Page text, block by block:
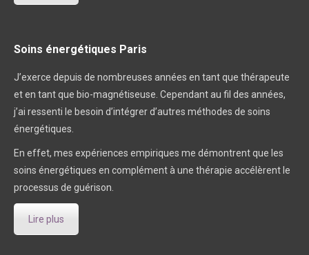
Soins énergétiques Paris
J’exerce depuis de nombreuses années en tant que thérapeute
et en tant que bio-magnétiseuse. Cependant au fil des années,
j’ai ressenti le besoin d’intégrer d’autres méthodes de soins
énergétiques.
En effet, mes expériences empiriques me démontrent que les
soins énergétiques en complément à une thérapie accélèrent le
processus de guérison.
Lire plus